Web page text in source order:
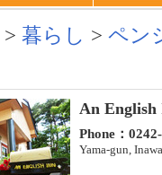
> 暮らし > ペン
An English
Phone：
Yama-gun,